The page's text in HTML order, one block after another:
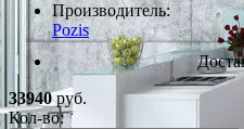
Производитель:
Pozis
33940руб.
Кол-во: